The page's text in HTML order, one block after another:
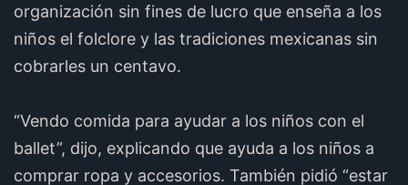
organización sin fines de lucro que enseña a los
niños el folclore y las tradiciones mexicanas sin
cobrarles un centavo.
“Vendo comida para ayudar a los niños con el
ballet”, dijo, explicando que ayuda a los niños a
comprar ropa y accesorios. También pidió “estar